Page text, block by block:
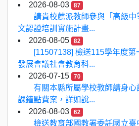
2026-08-03
87
請貴校薦派教師參與「高級
文認證培訓實施計畫...
2026-08-05
82
[11507138] 檢送115學年度
發展會議社會教育科...
2026-07-15
70
有關本縣所屬學校教師請身
課鐘點費案，詳如說...
2026-08-03
62
檢送教育部國教署委託國立臺